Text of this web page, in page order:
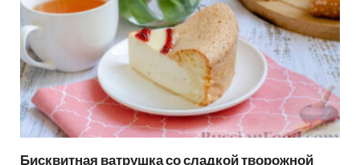
Бисквитная ватрушка со сладкой творожной